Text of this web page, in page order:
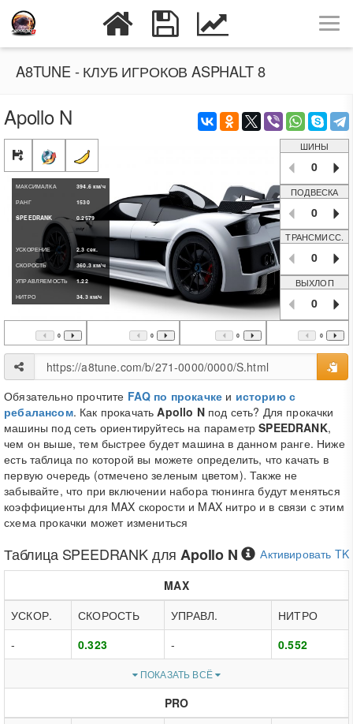
A8TUNE - КЛУБ ИГРОКОВ ASPHALT 8
Apollo N
МАКСИМАЛКА 394.6км/ч
РАНГ
1530
SPEEDRANK
0.2579
УСКОРЕНИЕ 2.3 сек.
СКОРОСТЬ
360.3км/ч
УПРАВЛЯЕМОСТЬ
1.22
НИТРО
34.3км/ч
ШИНЫ
0
ПОДВЕСКА
0
ТРАНСМИСС.
0
ВЫХЛОП
0
0 0 0 0
Обязательно прочтите FAQ по прокачке и историю с
ребалансом. Как прокачатьApollo Nпод сеть? Для прокачки
машины под сеть ориентируйтесь на параметрSPEEDRANK,
чем он выше, тем быстрее будет машина в данном ранге. Ниже
есть таблица по которой вы можете определить, что качать в
первую очередь (отмечено зеленым цветом). Также не
забывайте, что при включении набора тюнинга будут меняться
коэффициенты для MAX скорости и MAX нитро и в связи с этим
схема прокачки может измениться
Таблица SPEEDRANKдля Apollo N
Активировать TK
MAX
УСКОР.
СКОРОСТЬ УПРАВЛ.
НИТРО
-
0.323 - 0.552
ПОКАЗАТЬ ВСЁ
PRO